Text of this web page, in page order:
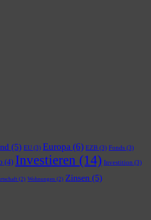
(5) EU (3) Europa (6) EZB (3) Fonds (3)
(4) Investieren (14) Investition (3)
(2) Wohnungen (2) Zinsen (5)